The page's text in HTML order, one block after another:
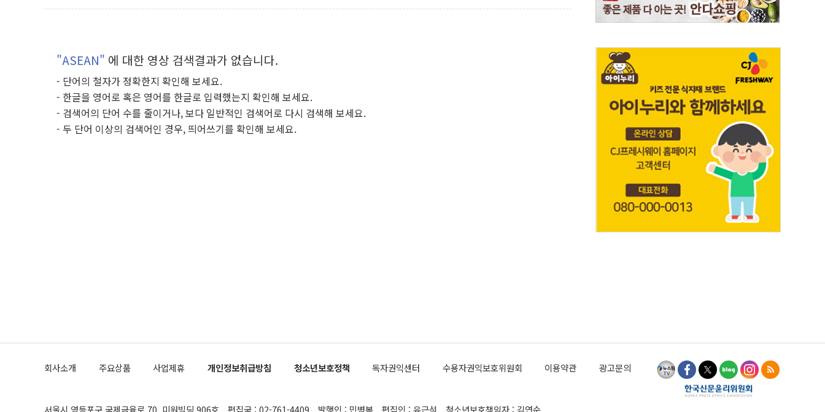
"ASEAN" 에 대한 영상 검색결과가 없습니다.
- 단어의 철자가 정확한지 확인해 보세요.
- 한글을 영어로 혹은 영어를 한글로 입력했는지 확인해 보세요.
- 검색어의 단어 수를 줄이거나, 보다 일반적인 검색어로 다시 검색해 보세요.
- 두 단어 이상의 검색어인 경우, 띄어쓰기를 확인해 보세요.
회사소개 주요상품 사업제휴 개인정보취급방침 청소년보호정책 독자권익센터 수용자권익보호위원회 이용약관 광고문의
서울시 영등포구 국제금융로 70, 미원빌딩 906호 편집국 : 02-761-4409 발행인 : 민병복 편집인 : 유근석 청소년보호책임자 : 김연순